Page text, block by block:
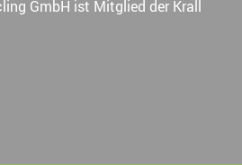
GmbH ist Mitglied der Krall